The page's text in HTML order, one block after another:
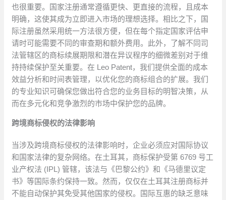
也很重要。国家注册通常遵循更快、更直接的流程，且成本
明确，这使其成为立即进入市场的理想选择。相比之下，国
际注册虽然采用统一方法很方便，但在每个指定国家评估申
请时可能需要不同的审查期和额外费用。此外，了解不同司
法管辖区的商标续展期限和潜在异议程序的细微差别对于维
持持续保护至关重要。在 Leo Patent，我们提供全面的成本
效益分析和时间表管理，以优化您的商标组合的扩展。我们
的专业知识可确保您做出符合您的业务目标的明智决策，从
而在多元化和竞争激烈的市场中保护您的品牌。
跨境商标侵权的法律影响
当涉及跨境商标侵权的法律影响时，企业必须应对国际协议
和国家法律的复杂网络。在土耳其，商标保护受第 6769 号工
业产权法 (IPL) 管辖，该法与《巴黎公约》和《马德里议定
书》等国际条约保持一致。然而，仅仅在土耳其注册商标并
不能自动保护其免受其他国家的侵权。国际互惠的缺乏意味